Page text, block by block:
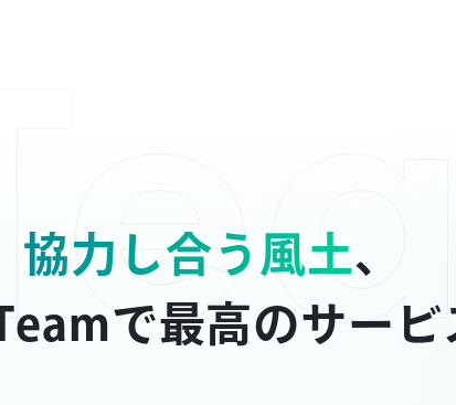
協力し合う風土、
で最高のサービ